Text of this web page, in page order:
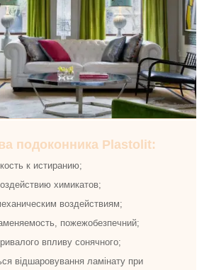
подоконника Plastolit:
к истиранию;
химикатов;
воздействиям;
пожежобезпечний;
впливу сонячного;
відшаровування ламінату при